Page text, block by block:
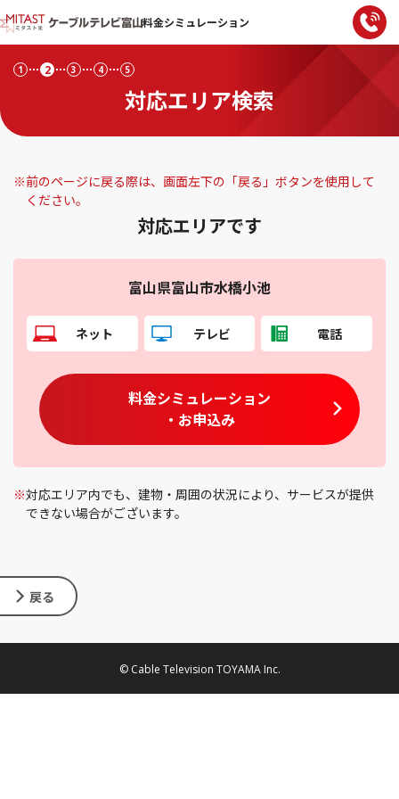
料金シミュレーション
対応エリア検索
1 2 3 4 5
※前のページに戻る際は、画面左下の「戻る」ボタンを使用して
ください。
対応エリアです
富山県富山市水橋小池
ネット テレビ 電話
料金シミュレーション
・お申込み
※対応エリア内でも、建物・周囲の状況により、サービスが提供
できない場合がございます。
戻る
© Cable Television TOYAMA Inc.